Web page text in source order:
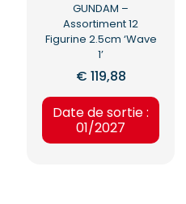
GUNDAM –
Assortiment 12
Figurine 2.5cm ‘Wave
1’
€ 119,88
Date de sortie :
01/2027